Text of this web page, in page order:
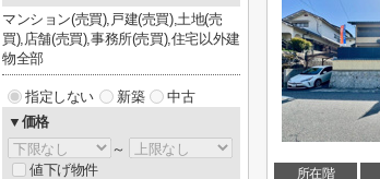
所在階
マンション(売買),戸建(売買),土地(売
買),店舗(売買),事務所(売買),住宅以外建
物全部
指定しない 新築
中古
▼価格
～
値下げ物件